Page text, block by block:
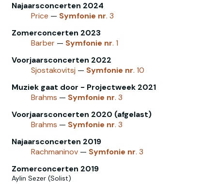
Najaarsconcerten 2024
Price — Symfonie nr. 3
Zomerconcerten 2023
Barber — Symfonie nr. 1
Voorjaarsconcerten 2022
Sjostakovitsj — Symfonie nr. 10
Muziek gaat door - Projectweek 2021
Brahms — Symfonie nr. 3
Voorjaarsconcerten 2020 (afgelast)
Brahms — Symfonie nr. 3
Najaarsconcerten 2019
Rachmaninov — Symfonie nr. 3
Zomerconcerten 2019
Aylin Sezer (Solist)